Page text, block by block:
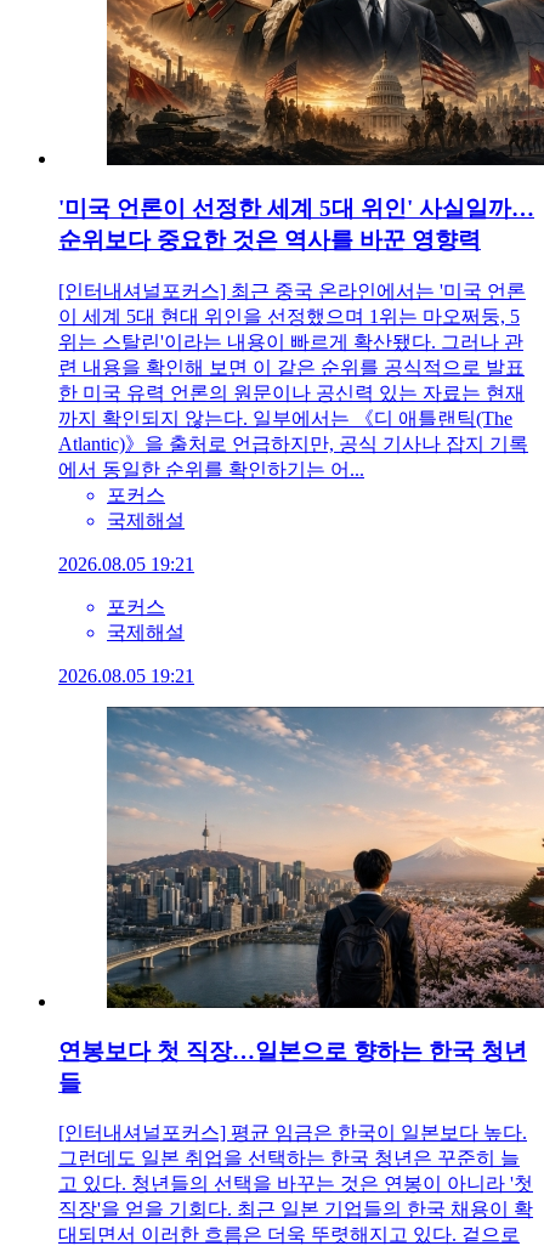
'미국 언론이 선정한 세계 5대 위인' 사실일까…
순위보다 중요한 것은 역사를 바꾼 영향력
[인터내셔널포커스] 최근 중국 온라인에서는 '미국 언론
이 세계 5대 현대 위인을 선정했으며 1위는 마오쩌둥, 5
위는 스탈린'이라는 내용이 빠르게 확산됐다. 그러나 관
련 내용을 확인해 보면 이 같은 순위를 공식적으로 발표
한 미국 유력 언론의 원문이나 공신력 있는 자료는 현재
까지 확인되지 않는다. 일부에서는 《디 애틀랜틱(The
Atlantic)》을 출처로 언급하지만, 공식 기사나 잡지 기록
에서 동일한 순위를 확인하기는 어...
포커스
국제해설
2026.08.05 19:21
포커스
국제해설
2026.08.05 19:21
연봉보다 첫 직장…일본으로 향하는 한국 청년
들
[인터내셔널포커스] 평균 임금은 한국이 일본보다 높다.
그런데도 일본 취업을 선택하는 한국 청년은 꾸준히 늘
고 있다. 청년들의 선택을 바꾸는 것은 연봉이 아니라 '첫
직장'을 얻을 기회다. 최근 일본 기업들의 한국 채용이 확
대되면서 이러한 흐름은 더욱 뚜렷해지고 있다. 겉으로